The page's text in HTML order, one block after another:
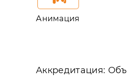
Анимация
Аккредитация: